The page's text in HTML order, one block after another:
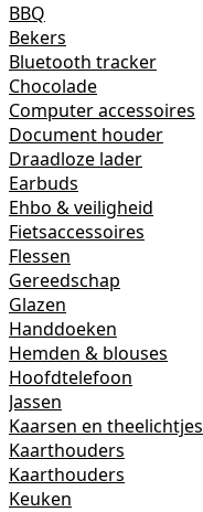
BBQ
Bekers
Bluetooth tracker
Chocolade
Computer accessoires
Document houder
Draadloze lader
Earbuds
Ehbo & veiligheid
Fietsaccessoires
Flessen
Gereedschap
Glazen
Handdoeken
Hemden & blouses
Hoofdtelefoon
Jassen
Kaarsen en theelichtjes
Kaarthouders
Kaarthouders
Keuken